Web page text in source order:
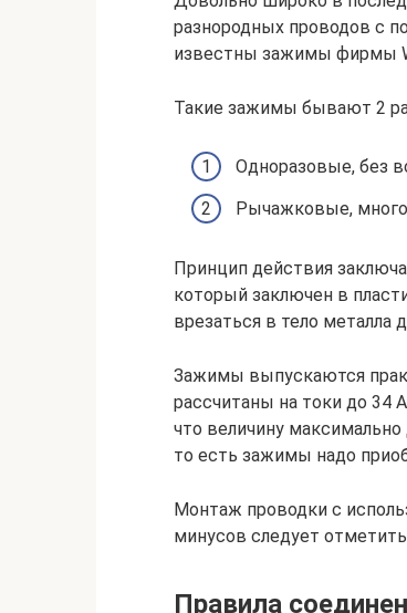
разнородных проводов с
известны зажимы фирмы
Такие зажимы бывают 2
Одноразовые, без
Рычажковые,
Принцип действия
который заключен в
врезаться в тело металла
Зажимы выпускаются
рассчитаны на токи до 34
что величину
то есть зажимы надо
Монтаж проводки с
минусов следует
Правила